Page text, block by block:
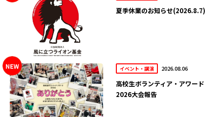
夏季休業のお知らせ(2026.8.7)
イベント・講演 2026.08.06
高校生ボランティア・アワード
2026大会報告